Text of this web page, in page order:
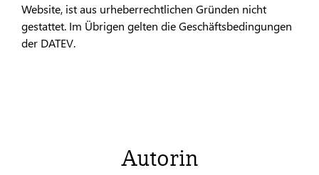
Website, ist aus urheberrechtlichen Gründen nicht
gestattet. Im Übrigen gelten die Geschäftsbedingungen
der DATEV.
Autorin